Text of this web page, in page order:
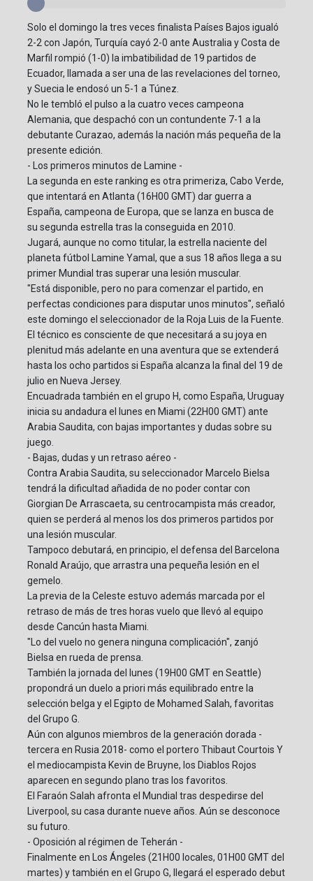
Solo el domingo la tres veces finalista Países Bajos igualó
2-2 con Japón, Turquía cayó 2-0 ante Australia y Costa de
Marfil rompió (1-0) la imbatibilidad de 19 partidos de
Ecuador, llamada a ser una de las revelaciones del torneo,
y Suecia le endosó un 5-1 a Túnez.
No le tembló el pulso a la cuatro veces campeona
Alemania, que despachó con un contundente 7-1 a la
debutante Curazao, además la nación más pequeña de la
presente edición.
- Los primeros minutos de Lamine -
La segunda en este ranking es otra primeriza, Cabo Verde,
que intentará en Atlanta (16H00 GMT) dar guerra a
España, campeona de Europa, que se lanza en busca de
su segunda estrella tras la conseguida en 2010.
Jugará, aunque no como titular, la estrella naciente del
planeta fútbol Lamine Yamal, que a sus 18 años llega a su
primer Mundial tras superar una lesión muscular.
"Está disponible, pero no para comenzar el partido, en
perfectas condiciones para disputar unos minutos", señaló
este domingo el seleccionador de la Roja Luis de la Fuente.
El técnico es consciente de que necesitará a su joya en
plenitud más adelante en una aventura que se extenderá
hasta los ocho partidos si España alcanza la final del 19 de
julio en Nueva Jersey.
Encuadrada también en el grupo H, como España, Uruguay
inicia su andadura el lunes en Miami (22H00 GMT) ante
Arabia Saudita, con bajas importantes y dudas sobre su
juego.
- Bajas, dudas y un retraso aéreo -
Contra Arabia Saudita, su seleccionador Marcelo Bielsa
tendrá la dificultad añadida de no poder contar con
Giorgian De Arrascaeta, su centrocampista más creador,
quien se perderá al menos los dos primeros partidos por
una lesión muscular.
Tampoco debutará, en principio, el defensa del Barcelona
Ronald Araújo, que arrastra una pequeña lesión en el
gemelo.
La previa de la Celeste estuvo además marcada por el
retraso de más de tres horas vuelo que llevó al equipo
desde Cancún hasta Miami.
"Lo del vuelo no genera ninguna complicación", zanjó
Bielsa en rueda de prensa.
También la jornada del lunes (19H00 GMT en Seattle)
propondrá un duelo a priori más equilibrado entre la
selección belga y el Egipto de Mohamed Salah, favoritas
del Grupo G.
Aún con algunos miembros de la generación dorada -
tercera en Rusia 2018- como el portero Thibaut Courtois Y
el mediocampista Kevin de Bruyne, los Diablos Rojos
aparecen en segundo plano tras los favoritos.
El Faraón Salah afronta el Mundial tras despedirse del
Liverpool, su casa durante nueve años. Aún se desconoce
su futuro.
- Oposición al régimen de Teherán -
Finalmente en Los Ángeles (21H00 locales, 01H00 GMT del
martes) y también en el Grupo G, llegará el esperado debut